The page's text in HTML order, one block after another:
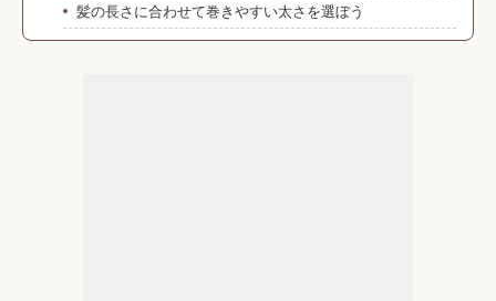
髪の長さに合わせて巻きやすい太さを選ぼう
プレートの種類や特徴もチェックしよう